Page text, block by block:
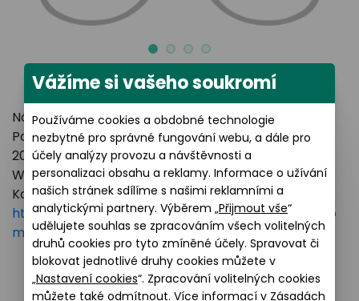
Název výrobce: LUXOTTICA GROUP
Poštovní adresa: Piazzale Luigi Cadorna 3 Milano,
20123 Italy
Webové stránky:https://www.essilorluxottica.com
Kontakt:
https://www.essilorluxottica.com/en/brands/custo
mer-care
Vážíme si vašeho soukromí
Používáme cookies a obdobné technologie
nezbytné pro správné fungování webu, a dále pro
účely analýzy provozu a návštěvnosti a
personalizaci obsahu a reklamy. Informace o užívání
našich stránek sdílíme s našimi reklamními a
analytickými partnery. Výběrem „Přijmout vše“
udělujete souhlas se zpracováním všech volitelných
druhů cookies pro tyto zmíněné účely. Spravovat či
blokovat jednotlivé druhy cookies můžete v
„Nastavení cookies“. Zpracování volitelných cookies
můžete také odmítnout. Více informací v Zásadách